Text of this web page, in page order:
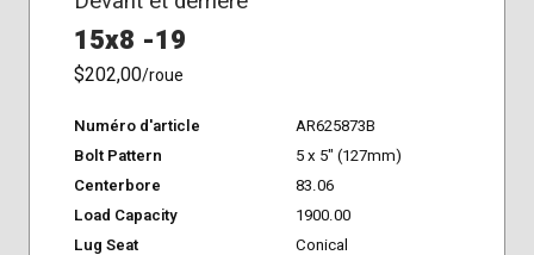
15x8 -19
$202,00/roue
Numéro d'article
AR625873B
Bolt Pattern
5 x 5" (127mm)
Centerbore
83.06
Load Capacity
1900.00
Lug Seat
Conical